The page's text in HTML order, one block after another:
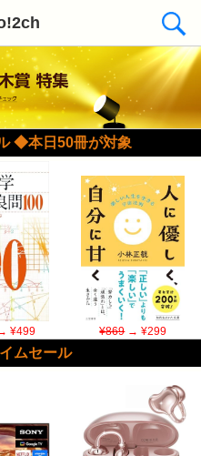
◆本日50冊が対象
¥499 ¥869→ ¥299
ムセール